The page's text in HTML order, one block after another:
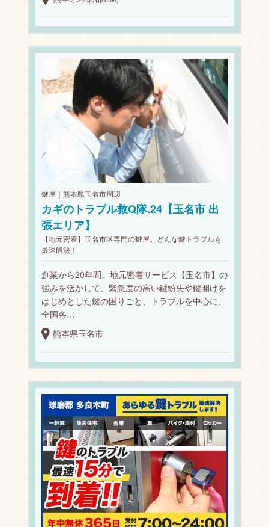
鍵屋｜熊本県玉名市周辺
カギのトラブル救Q隊.24【玉名市 出
張エリア】
【地元密着】玉名市区専門の鍵屋。どんな鍵トラブルも
最速解決！
創業から20年間。地元密着サービス【玉名市】の
強みを活かして、緊急度の高い鍵紛失や鍵開けを
はじめとした鍵の困りごと、トラブルを中心に、
全国各…
熊本県玉名市